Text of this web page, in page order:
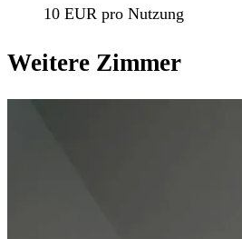
10 EUR pro Nutzung
Weitere Zimmer